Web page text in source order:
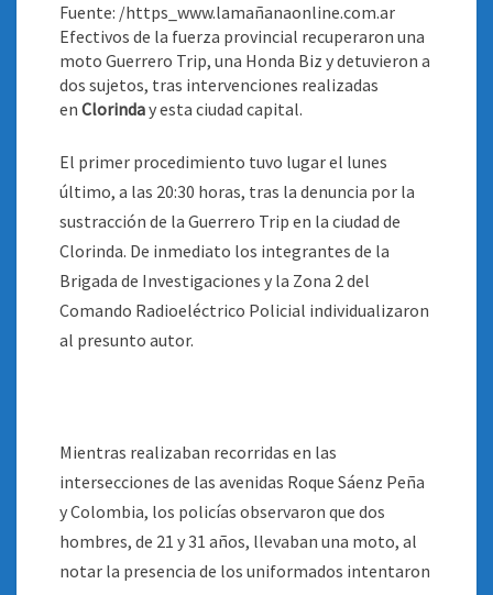
Fuente: /https_www.lamañanaonline.com.ar
Efectivos de la fuerza provincial recuperaron una
moto Guerrero Trip, una Honda Biz y detuvieron a
dos sujetos, tras intervenciones realizadas
en Clorinday esta ciudad capital.
El primer procedimiento tuvo lugar el lunes
último, a las 20:30 horas, tras la denuncia por la
sustracción de la Guerrero Trip en la ciudad de
Clorinda. De inmediato los integrantes de la
Brigada de Investigaciones y la Zona 2 del
Comando Radioeléctrico Policial individualizaron
al presunto autor.
Mientras realizaban recorridas en las
intersecciones de las avenidas Roque Sáenz Peña
y Colombia, los policías observaron que dos
hombres, de 21 y 31 años, llevaban una moto, al
notar la presencia de los uniformados intentaron